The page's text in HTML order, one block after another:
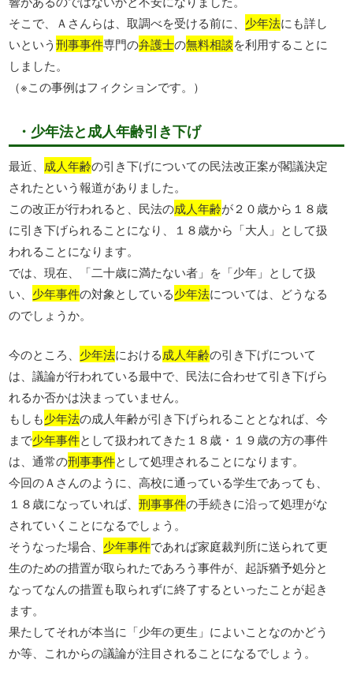
そこで、Ａさんらは、取調べを受ける前に、 少年法にも詳し
いという刑事事件専門の弁護士の無料相談を利用することに
しました。
（※この事例はフィクションです。）
・少年法と成人年齢引き下げ
最近、 成人年齢の引き下げについての民法改正案が閣議決定
されたという報道がありました。
この改正が行われると、民法の成人年齢が２０歳から１８歳
に引き下げられることになり、１８歳から「大人」として扱
われることになります。
では、現在、「二十歳に満たない者」を「少年」として扱
い、 少年事件の対象としている少年法については、どうなる
のでしょうか。
今のところ、 少年法における成人年齢の引き下げについて
は、議論が行われている最中で、民法に合わせて引き下げら
れるか否かは決まっていません。
もしも少年法の成人年齢が引き下げられることとなれば、今
まで少年事件として扱われてきた１８歳・１９歳の方の事件
は、通常の刑事事件として処理されることになります。
今回のＡさんのように、高校に通っている学生であっても、
１８歳になっていれば、刑事事件の手続きに沿って処理がな
されていくことになるでしょう。
そうなった場合、 少年事件であれば家庭裁判所に送られて更
生のための措置が取られたであろう事件が、起訴猶予処分と
なってなんの措置も取られずに終了するといったことが起き
ます。
果たしてそれが本当に「少年の更生」によいことなのかどう
か等、これからの議論が注目されることになるでしょう。